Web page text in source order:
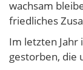
wachsam
friedliches
Im letzten
gestorben, die